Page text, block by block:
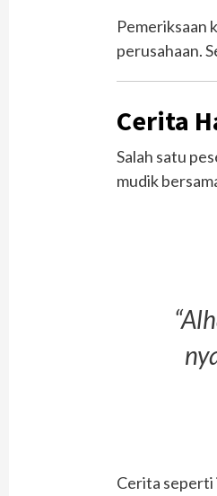
Pemeriksaan
perusahaan.
Cerita
Salah satu
mudik
Cerita seperti